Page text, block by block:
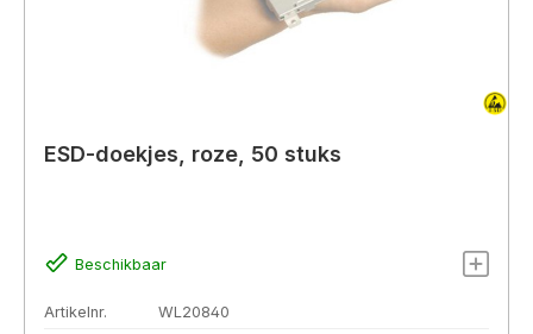
ESD-doekjes, roze, 50 stuks
Beschikbaar
Artikelnr.
WL20840